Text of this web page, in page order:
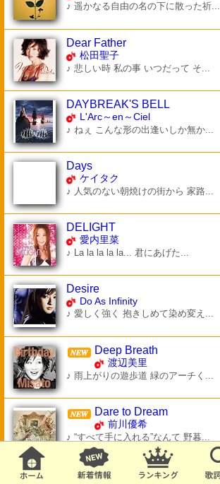
♪ 遥かなる自由の名の下に散った祈...
Dear Father
松田聖子
♪ 悲しい時 私の事 いつだって そ...
DAYBREAK'S BELL
L'Arc～en～Ciel
♪ ねぇ こんな形の出逢いしか無か...
Days
ケイタク
♪ 人気のない朝焼けの街から 家路...
DELIGHT
愛内里菜
♪ La la la la la... 君にあげた...
Desire
Do As Infinity
♪ 愛しく強く 抱きしめて染め変え...
Deep Breath
渡辺美里
♪ 雨上がりの遊歩道 緑のアーチく...
Dare to Dream
前川優希
♪ “すべて手に入れる”なんて 野暮...
DIGGY DIGGY